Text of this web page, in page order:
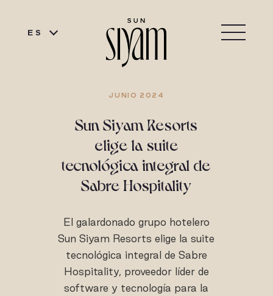
ES
JUNIO 2024
Sun Siyam Resorts
elige la suite
tecnológica integral de
Sabre Hospitality
El galardonado grupo hotelero
Sun Siyam Resorts elige la suite
tecnológica integral de Sabre
Hospitality, proveedor líder de
software y tecnología para la